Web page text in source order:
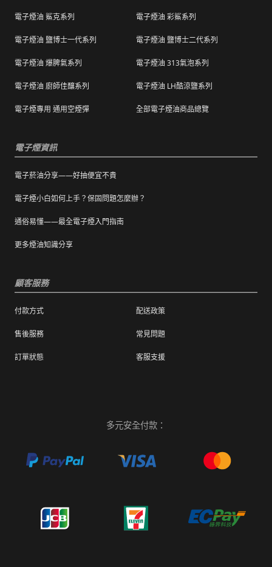
海外運送：
海外顧客如需訂購，請聯絡客服中心協助海外
裝上黏貼紙張或書寫文字。
購買之商品若符合促銷活動（ 如滿減、免運等
有非人為造成的破壞、損毀或不完整的商品瑕
電子煙油 鯊克系列 電子煙油 彩鯊系列
電子煙油 鹽博士一代系列 電子煙油 鹽博士二代系列
電子煙油 爆脾氣系列 電子煙油 313氣泡系列
電子煙油 廚師佳釀系列 電子煙油 LH酷涼鹽系列
電子煙專用 通用空煙彈 全部電子煙油商品總覽
電子煙資訊
電子菸油分享——好抽便宜不貴
電子煙小白如何上手？保固問題怎麼辦？
通俗易懂——最全電子煙入門指南
更多煙油知識分享
顧客服務
付款方式 配送政策
售後服務 常見問題
訂單狀態 客服支援
多元安全付款：